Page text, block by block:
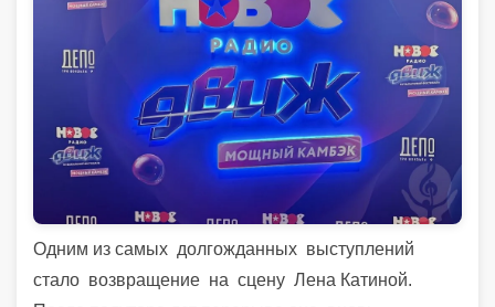
Одним из самых долгожданных выступлений
стало возвращение на сцену Лена Катиной.